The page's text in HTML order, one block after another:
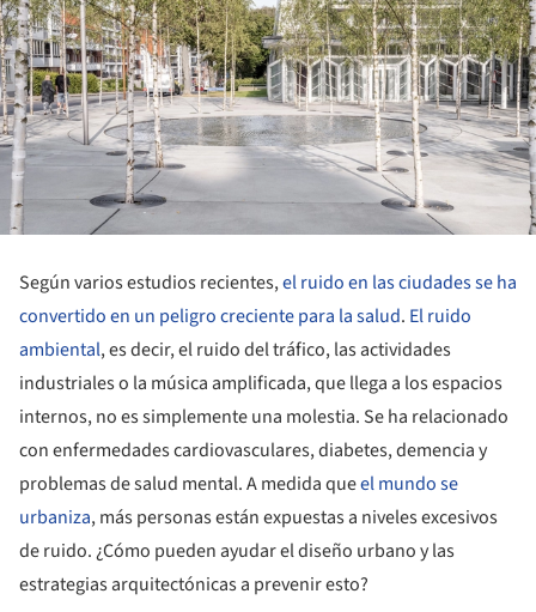
Según varios estudios recientes,el ruido en las ciudades se ha
convertido en un peligro creciente para la salud. El ruido
ambiental, es decir, el ruido del tráfico, las actividades
industriales o la música amplificada, que llega a los espacios
internos, no es simplemente una molestia. Se ha relacionado
con enfermedades cardiovasculares, diabetes, demencia y
problemas de salud mental. A medida queel mundo se
urbaniza, más personas están expuestas a niveles excesivos
de ruido. ¿Cómo pueden ayudar el diseño urbano y las
estrategias arquitectónicas a prevenir esto?